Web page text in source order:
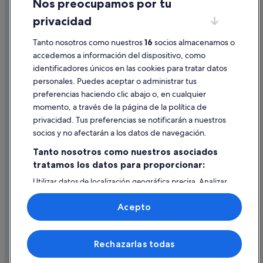
Hoteles para familias en Madrid
Hoteles cerca de Plaza de Cascorro
Distrito Centro de Madrid hoteles
Pensiones en Estación de metro Atocha-Renfe
Hoteles románticos en Madrid
Hoteles cerca de Teatro Valle-Inclán
Pensiones en Estación de metro Embajadores
Arganzuela hoteles
Condiciones de uso
Información legal/contacto
Pautas sobre el contenido y cómo denunciar contenido
Ayuda
Cancelar un vuelo
Cancelar una reserva de hotel o de un alquiler vacacional
Utilizar un cupón de Expedia
Documentos para viajes internacionales
© 2026 Expedia, Inc., una empresa de Expedia Group. Todos los
derechos reservados. Expedia y el logotipo de Expedia son marcas
comerciales o marcas comerciales registradas de Expedia, Inc.
Nos preocupamos por tu
privacidad
Tanto nosotros como nuestros16 socios almacenamos o
accedemos a información del dispositivo, como
identificadores únicos en las cookies para tratar datos
personales. Puedes aceptar o administrar tus
preferencias haciendo clic abajo o, en cualquier
momento, a través de la página de la política de
privacidad. Tus preferencias se notificarán a nuestros
socios y no afectarán a los datos de navegación.
Tanto nosotros como nuestros asociados
tratamos los datos para proporcionar:
Utilizar datos de localización geográfica precisa. Analizar
activamente las características del dispositivo para su
identificación. Almacenar la información en un dispositivo
y/o acceder a ella. Publicidad y contenido personalizados,
medición de publicidad y contenido, investigación de
audiencia y desarrollo de servicios.
Lista de asociados (proveedores)
Rechazarlas todas
Acepto